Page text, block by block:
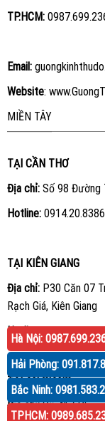
TP.HCM:
Email:
Website:
MIỀN TÂY
TẠI CẦN THƠ
Địa chỉ:Số 98 Đường
Hotline: 0914.20.8386
TẠI KIÊN GIANG
Địa chỉ:P30 Căn 07
Rạch Giá, Kiên Giang
Hotline: 0914.20.8386
TẠI AN GIANG
Địa chỉ:Số 417 Phạm
Hà Nội:
Hải Phòng:
Bắc Ninh:
TPHCM: